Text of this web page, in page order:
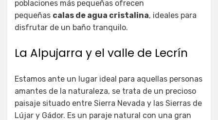
poblaciones más pequeñas ofrecen
pequeñas calas de agua cristalina, ideales para
disfrutar de un baño tranquilo.
La Alpujarra y el valle de Lecrín
Estamos ante un lugar ideal para aquellas personas
amantes de la naturaleza, se trata de un precioso
paisaje situado entre Sierra Nevada y las Sierras de
Lújar y Gádor. Es un paraje natural con una gran